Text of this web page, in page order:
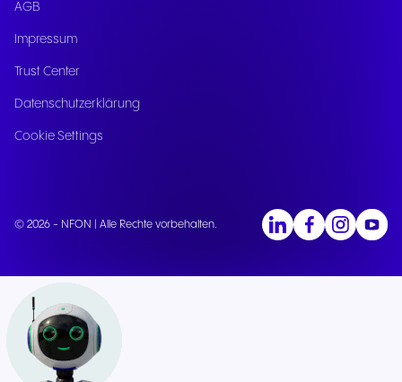
AGB
Impressum
Trust Center
Datenschutzerklärung
Cookie Settings
© 2026 - NFON | Alle Rechte vorbehalten.